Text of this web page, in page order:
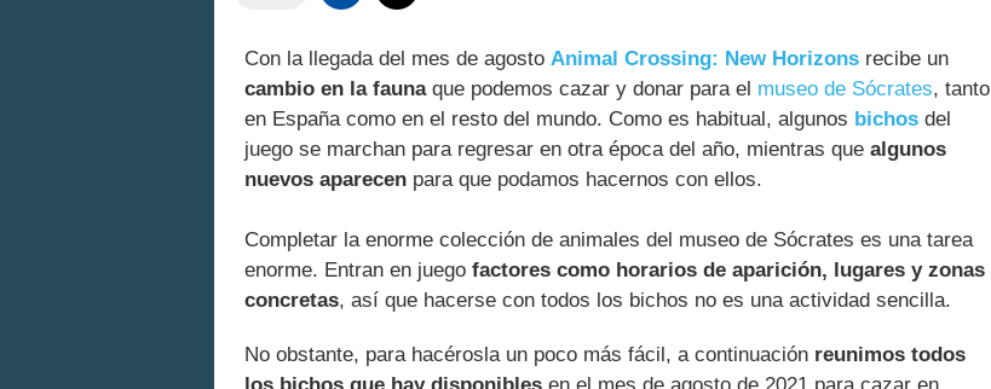
Con la llegada del mes de agosto Animal Crossing: New Horizons recibe un
cambio en la faunaque podemos cazar y donar para el museo de Sócrates, tanto
en España como en el resto del mundo. Como es habitual, algunos bichos del
juego se marchan para regresar en otra época del año, mientras que algunos
nuevos aparecen para que podamos hacernos con ellos.
Completar la enorme colección de animales del museo de Sócrates es una tarea
enorme. Entran en juego factores como horarios de aparición, lugares y zonas
concretas, así que hacerse con todos los bichos no es una actividad sencilla.
No obstante, para hacérosla un poco más fácil, a continuación reunimos todos